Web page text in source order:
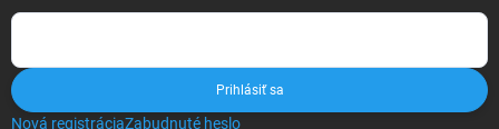
Prihlásiť sa
Nová registráciaZabudnuté heslo